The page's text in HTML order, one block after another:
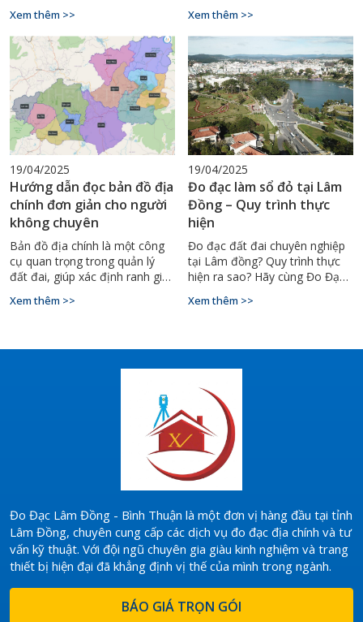
tinh gọn bộ máy và nâng cao
hiệu quả quản lý
Xem thêm >>
nhân, tổ chức. Đặc biệt với đất
thổ cư, việc có sổ đỏ giúp chủ
sở hữu dễ dàng mua bán,
chuyển nhượng, thế chấp ngân
hàng hoặc để lại tài sản thừa
kế.
Xem thêm >>
19/04/2025
Hướng dẫn đọc bản đồ địa
chính đơn giản cho người
không chuyên
Bản đồ địa chính là một công
cụ quan trọng trong quản lý
đất đai, giúp xác định ranh giới,
của từng thửa đất. Tuy nhiên,
chính có thể gặp nhiều khó
khăn. Bài viết này sẽ hướng
chính một cách đơn giản và dễ
Xem thêm >>
19/04/2025
Đo đạc làm sổ đỏ tại Lâm
Đồng – Quy trình thực
hiện
Đo đạc đất đai chuyên nghiệp
tại Lâm đồng? Quy trình thực
hiện ra sao? Hãy cùng Đo Đạc
qua bài viết sau.
Xem thêm >>
Đo Đạc Lâm Đồng - Bình Thuận là một đơn vị hàng đầu tại tỉnh
Lâm Đồng, chuyên cung cấp các dịch vụ đo đạc địa chính và tư
vấn kỹ thuật. Với đội ngũ chuyên gia giàu kinh nghiệm và trang
thiết bị hiện đại đã khẳng định vị thế của mình trong ngành.
BÁO GIÁ TRỌN GÓI